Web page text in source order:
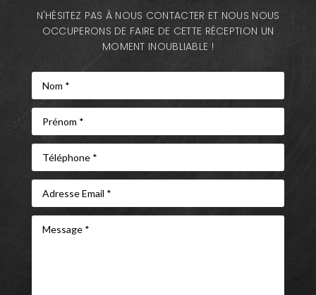
N'HÉSITEZ PAS À NOUS CONTACTER ET NOUS NOUS
OCCUPERONS DE FAIRE DE CETTE RÉCEPTION UN
MOMENT INOUBLIABLE !